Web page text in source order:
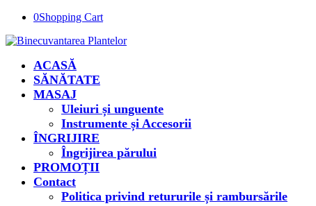
0Shopping Cart
ACASĂ
SĂNĂTATE
MASAJ
Uleiuri și unguente
Instrumente și Accesorii
ÎNGRIJIRE
Îngrijirea părului
PROMOȚII
Contact
Politica privind retururile și rambursările